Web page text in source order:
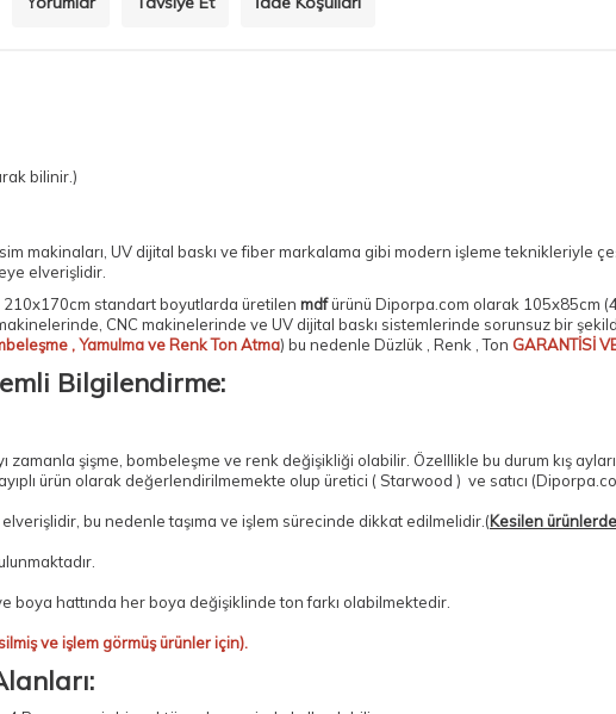
bilinir.)
makinaları , UV dijital baskı vefiber markalama gibi modern işleme teknikleriyle
elverişlidir.
210x170cm standart boyutlarda üretilen mdfürünü Diporpa.com olarak 105x85cm
CNC makinelerinde ve UV dijital baskı sistemlerinde sorunsuz bir
, Yamulma ve Renk Ton Atma) bu nedenle Düzlük , Renk , Ton GARANTİSİ
Bilgilendirme:
zamanla şişme, bombeleşme ve renk değişikliği olabilir. Özelllikle bu durum kış
ürün olarak değerlendirilmemekte olup üretici ( Starwood ) ve satıcı
bu nedenle taşıma ve işlem sürecinde dikkat edilmelidir.(Kesilen
boya hattında her boya değişiklinde ton farkı olabilmektedir.
ve işlem görmüş ürünler için).